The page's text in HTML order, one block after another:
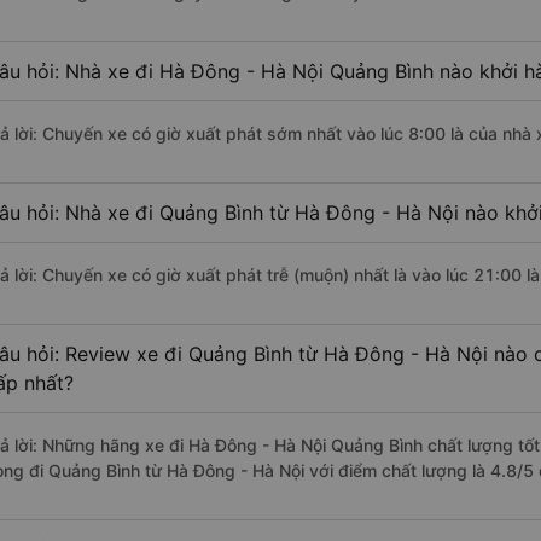
hỏi: Nhà xe đi Hà Đông - Hà Nội Quảng Bình nào khởi
lời: Chuyến xe có giờ xuất phát sớm nhất vào lúc 8:00 là của nhà
hỏi: Nhà xe đi Quảng Bình từ Hà Đông - Hà Nội nào
lời: Chuyến xe có giờ xuất phát trễ (muộn) nhất là vào lúc 21:00 là
hỏi: Review xe đi Quảng Bình từ Hà Đông - Hà Nội
nhất?
lời: Những hãng xe đi Hà Đông - Hà Nội Quảng Bình chất lượng
đi Quảng Bình từ Hà Đông - Hà Nội với điểm chất lượng là 4.8/